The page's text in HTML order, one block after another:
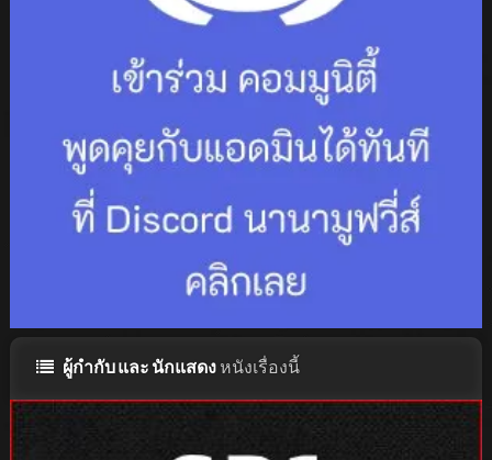
ผู้กำกับ และ นักแสดงหนังเรื่องนี้